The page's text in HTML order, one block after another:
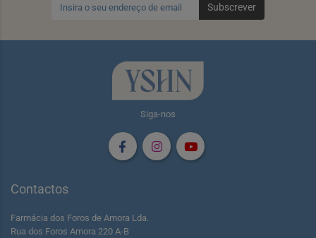
Subscrever
Siga-nos
Contactos
Farmácia dos Foros de Amora Lda.
Rua dos Foros Amora 220 A-B